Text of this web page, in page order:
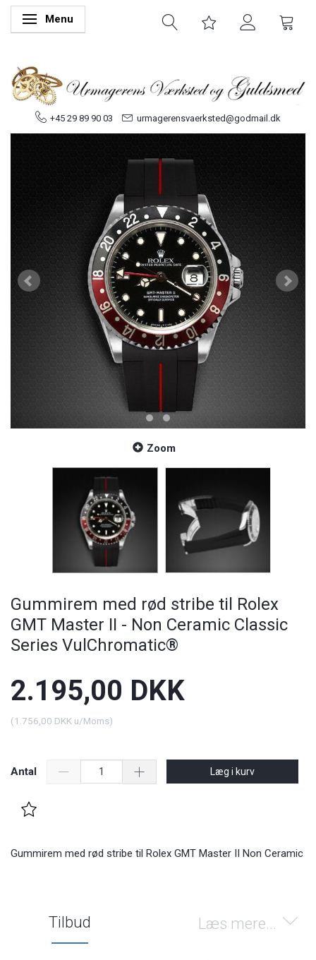
Skifte navigation
Menu
+45 29 89 90 03 urmagerensvaerksted@godmail.dk
Zoom
Gummirem med rød stribe til Rolex
GMT Master II - Non Ceramic Classic
Series VulChromatic®
2.195,00 DKK
(1.756,00 DKK u/Moms)
Antal Læg i kurv
Gummirem med rød stribe til Rolex GMT Master II Non Ceramic
Læs mere...
Tilbud